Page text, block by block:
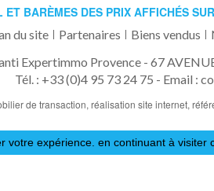
ET BARÈMES DES PRIX AFFICHÉS
du site Partenaires Biens vendus
Expertimmo Provence - 67
Tél. : +33 (0)4 95 73 24 75 - Email :
de transaction,réalisation site internet,
votre expérience. en continuant à visiter